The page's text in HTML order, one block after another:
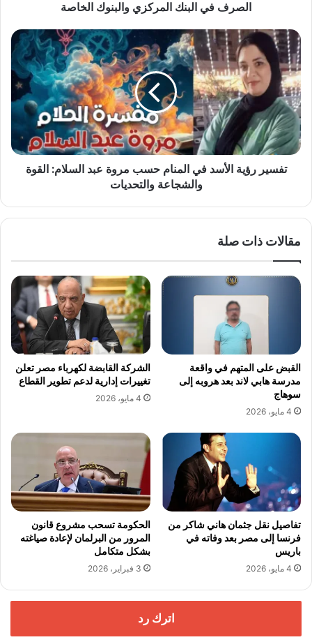
البنك
المركزي
والبنوك
الخاصة
الصرف في البنك المركزي والبنوك الخاصة
تفسير
رؤية
الأسد
في
المنام
حسب
مروة
عبد
السلام:
القوةتفسير رؤية الأسد في المنام حسب مروة عبد السلام: القوة
والشجاعة والتحديات
مقالات ذات صلة
القبض على المتهم في واقعة
مدرسة هابي لاند بعد هروبه إلى
سوهاج
4 مايو، 2026
الشركة القابضة لكهرباء مصر تعلن
تغييرات إدارية لدعم تطوير القطاع
4 مايو، 2026
تفاصيل نقل جثمان هاني شاكر من
فرنسا إلى مصر بعد وفاته في
باريس
4 مايو، 2026
الحكومة تسحب مشروع قانون
المرور من البرلمان لإعادة صياغته
بشكل متكامل
3 فبراير، 2026
اترك رد